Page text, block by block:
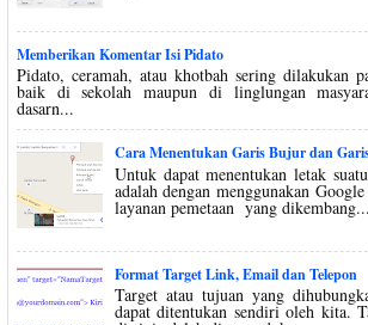
Memberikan Komentar Isi Pidato
Pidato, ceramah, atau khotbah sering dilakukan
baik di sekolah maupun di linglungan
dasarn...
Cara Menentukan Garis Bujur dan
Untuk dapat menentukan letak
adalah dengan menggunakan
layanan pemetaan yang dikembang...
Format Target Link, Email dan Telepon
Target atau tujuan yang
dapat ditentukan sendiri oleh kita.